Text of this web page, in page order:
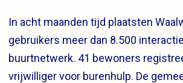
In acht maanden tijd plaatsten
gebruikers meer dan 8.500
buurtnetwerk. 41 bewoners
vrijwilliger voor burenhulp. De